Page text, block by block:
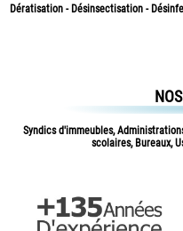
Dératisation - Désinsectisation -
Syndics d'immeubles,
scolaires, Bureaux,